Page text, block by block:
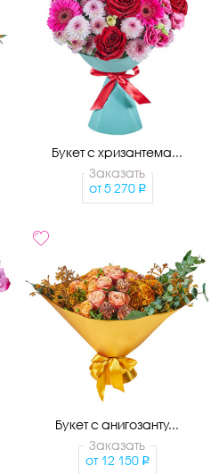
Букет с хризантема...
Заказать
от 5 270
Букет с анигозанту...
Заказать
от 12 150